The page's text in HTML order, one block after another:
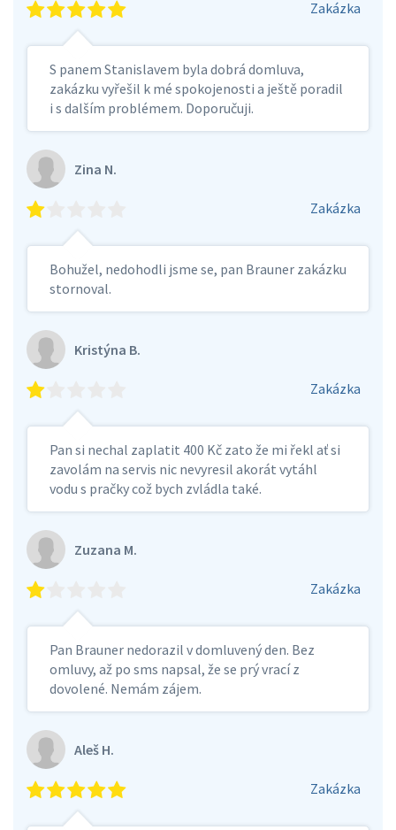
Zakázka
S panem Stanislavem byla dobrá domluva,
zakázku vyřešil k mé spokojenosti a ještě poradil
i s dalším problémem. Doporučuji.
Zina N.
Zakázka
Bohužel, nedohodli jsme se, pan Brauner zakázku
stornoval.
Kristýna B.
Zakázka
Pan si nechal zaplatit 400 Kč zato že mi řekl ať si
zavolám na servis nic nevyresil akorát vytáhl
vodu s pračky což bych zvládla také.
Zuzana M.
Zakázka
Pan Brauner nedorazil v domluvený den. Bez
omluvy, až po sms napsal, že se prý vrací z
dovolené. Nemám zájem.
Aleš H.
Zakázka